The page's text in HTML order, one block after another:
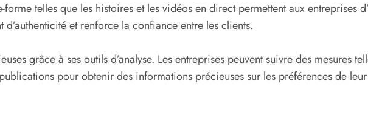
telles que les histoires et les vidéos en direct permettent aux entreprises
et renforce la confiance entre les clients.
grâce à ses outils d’analyse. Les entreprises peuvent suivre des mesures
pour obtenir des informations précieuses sur les préférences de